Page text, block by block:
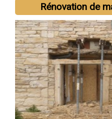
Rénovation de